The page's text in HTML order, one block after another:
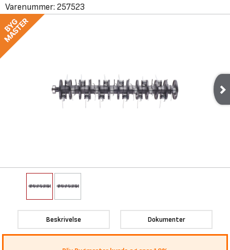
Varenummer: 257523
Beskrivelse Dokumenter